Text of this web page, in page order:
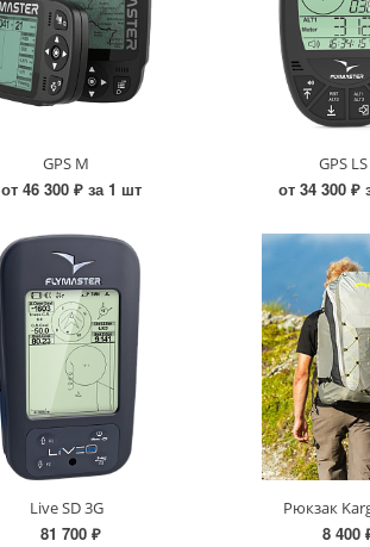
GPS M
от 46 300 ₽ за 1 шт
GPS LS
от 34 300 ₽
Live SD 3G
81 700 ₽
Рюкзак
8 400